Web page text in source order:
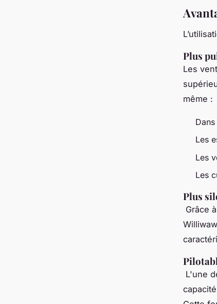
Plus
Les
même :
Les
Les
Les
Plus
Grâce
L'une